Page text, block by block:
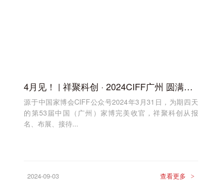
4月见！ | 祥聚科创 · 2024CIFF广州 圆满收官！
源于中国家博会CIFF公众号2024年3月31日，为期四天
的第53届中国（广州）家博完美收官，祥聚科创从报
名、布展、接待...
2024-09-03 查看更多 >